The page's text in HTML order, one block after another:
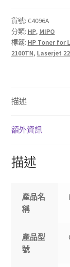
色
LaserJet
碳
粉
貨號: C4096A
分類: HP, MIPO
標籤: HP Toner for
2100TN, Laserjet
描述
額外資訊
描述
產品名
稱
產品型
號